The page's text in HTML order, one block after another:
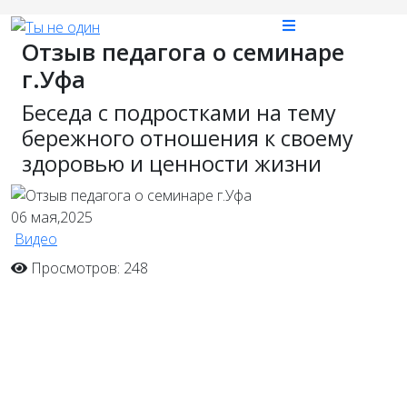
Отзыв педагога о семинаре
г.Уфа
Беседа с подростками на тему
бережного отношения к своему
здоровью и ценности жизни
06 мая,2025
Видео
Просмотров: 248